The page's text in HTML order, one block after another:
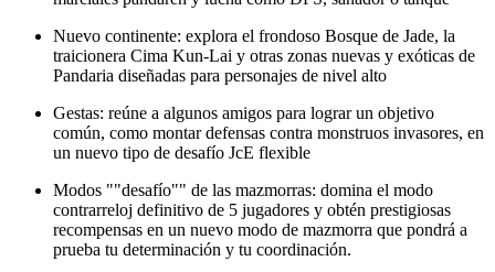
Nuevo continente: explora el frondoso Bosque de Jade, la
traicionera Cima Kun-Lai y otras zonas nuevas y exóticas de
Pandaria diseñadas para personajes de nivel alto
Gestas: reúne a algunos amigos para lograr un objetivo
común, como montar defensas contra monstruos invasores, en
un nuevo tipo de desafío JcE flexible
Modos ""desafío"" de las mazmorras: domina el modo
contrarreloj definitivo de 5 jugadores y obtén prestigiosas
recompensas en un nuevo modo de mazmorra que pondrá a
prueba tu determinación y tu coordinación.